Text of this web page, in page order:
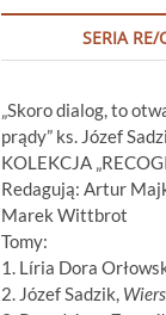
SERIA RE/
„Skoro dialog, to
prądy” ks. Józef
KOLEKCJA
Redagują: Artur
Marek Wittbrot
Tomy:
1. Líria Dora
2. Józef Sadzik,